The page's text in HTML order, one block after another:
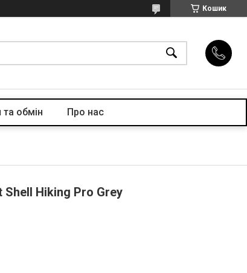
Кошик
обмін Про нас
Hiking Pro Grey